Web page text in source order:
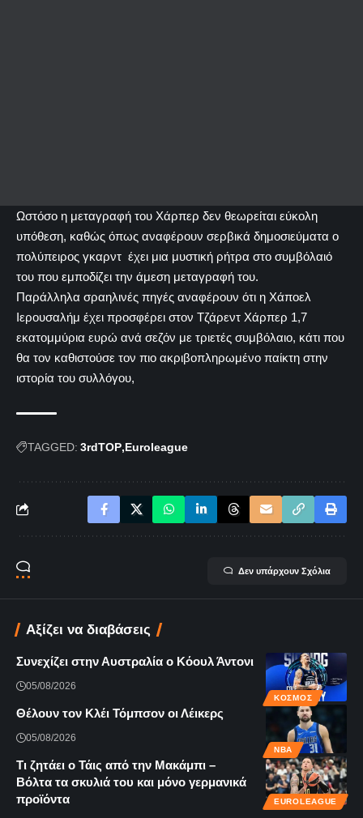
Ωστόσο η μεταγραφή του Χάρπερ δεν θεωρείται εύκολη
υπόθεση, καθώς όπως αναφέρουν σερβικά δημοσιεύματα ο
πολύπειρος γκαρντ έχει μια μυστική ρήτρα στο συμβόλαιό
του που εμποδίζει την άμεση μεταγραφή του.
Παράλληλα σραηλινές πηγές αναφέρουν ότι η Χάποελ
Ιερουσαλήμ έχει προσφέρει στον Τζάρεντ Χάρπερ 1,7
εκατομμύρια ευρώ ανά σεζόν με τριετές συμβόλαιο, κάτι που
θα τον καθιστούσε τον πιο ακριβοπληρωμένο παίκτη στην
ιστορία του συλλόγου,
TAGGED: 3rdTOP Euroleague
Δεν υπάρχουν Σχόλια
Αξίζει να διαβάσεις
ΚΌΣΜΟΣ
Συνεχίζει στην Αυστραλία ο Κόουλ Άντονι
05/08/2026
NBA
Θέλουν τον Κλέι Τόμπσον οι Λέικερς
05/08/2026
EUROLEAGUE
Τι ζητάει ο Τάις από την Μακάμπι –
Βόλτα τα σκυλιά του και μόνο γερμανικά
προϊόντα